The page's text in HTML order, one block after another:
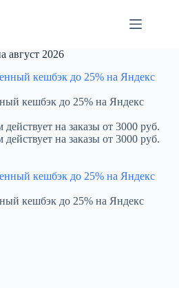
август 2026
кешбэк до 25% на Яндекс
на заказы от 3000 руб.
на заказы от 3000 руб.
кешбэк до 25% на Яндекс